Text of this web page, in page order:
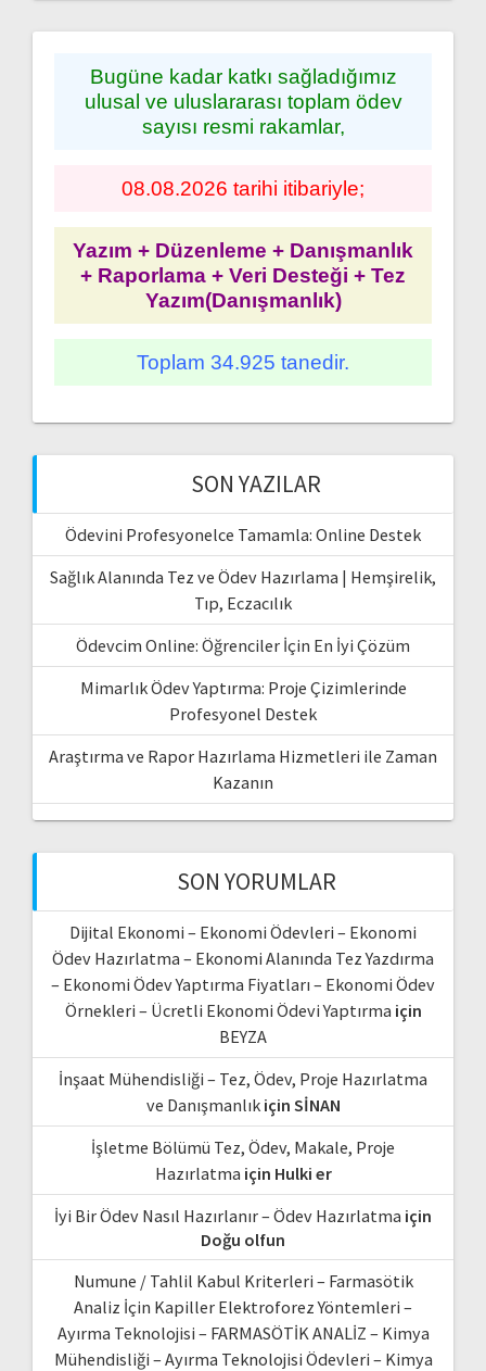
Bugüne kadar katkı sağladığımız
ulusal ve uluslararası toplam ödev
sayısı resmi rakamlar,
08.08.2026 tarihi itibariyle;
Yazım + Düzenleme + Danışmanlık
+ Raporlama + Veri Desteği + Tez
Yazım(Danışmanlık)
Toplam 34.925 tanedir.
SON YAZILAR
Ödevini Profesyonelce Tamamla: Online Destek
Sağlık Alanında Tez ve Ödev Hazırlama | Hemşirelik,
Tıp, Eczacılık
Ödevcim Online: Öğrenciler İçin En İyi Çözüm
Mimarlık Ödev Yaptırma: Proje Çizimlerinde
Profesyonel Destek
Araştırma ve Rapor Hazırlama Hizmetleri ile Zaman
Kazanın
SON YORUMLAR
Dijital Ekonomi – Ekonomi Ödevleri – Ekonomi
Ödev Hazırlatma – Ekonomi Alanında Tez Yazdırma
– Ekonomi Ödev Yaptırma Fiyatları – Ekonomi Ödev
Örnekleri – Ücretli Ekonomi Ödevi Yaptırma için
BEYZA
İnşaat Mühendisliği – Tez, Ödev, Proje Hazırlatma
ve Danışmanlıkiçin SİNAN
İşletme Bölümü Tez, Ödev, Makale, Proje
Hazırlatma için Hulki er
İyi Bir Ödev Nasıl Hazırlanır – Ödev Hazırlatma için
Doğu olfun
Numune / Tahlil Kabul Kriterleri – Farmasötik
Analiz İçin Kapiller Elektroforez Yöntemleri –
Ayırma Teknolojisi – FARMASÖTİK ANALİZ – Kimya
Mühendisliği – Ayırma Teknolojisi Ödevleri – Kimya